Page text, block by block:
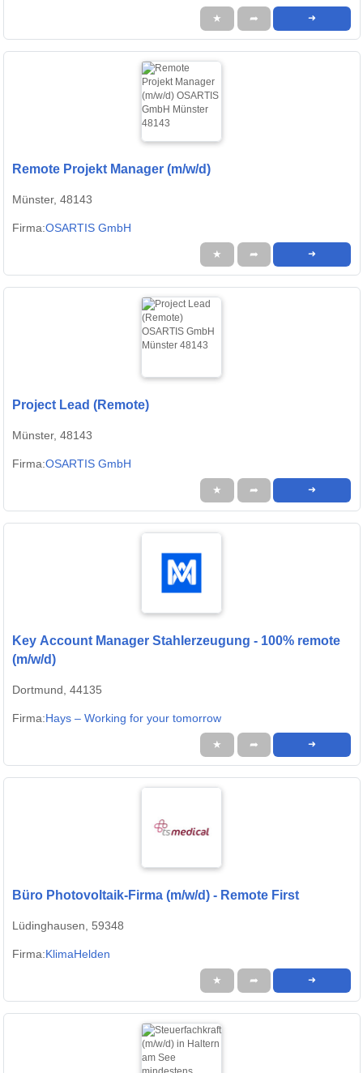
★ ➦ ➜
Remote Projekt Manager (m/w/d)
Münster, 48143
Firma:OSARTIS GmbH
★ ➦ ➜
Project Lead (Remote)
Münster, 48143
Firma:OSARTIS GmbH
★ ➦ ➜
Key Account Manager Stahlerzeugung - 100% remote
(m/w/d)
Dortmund, 44135
Firma:Hays – Working for your tomorrow
★ ➦ ➜
Büro Photovoltaik-Firma (m/w/d) - Remote First
Lüdinghausen, 59348
Firma:KlimaHelden
★ ➦ ➜